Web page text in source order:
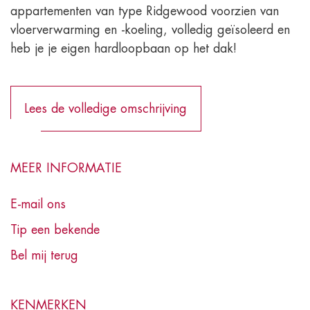
appartementen van type Ridgewood voorzien van
vloerverwarming en -koeling, volledig geïsoleerd en
heb je je eigen hardloopbaan op het dak!
Lees de volledige omschrijving
MEER INFORMATIE
E-mail ons
Tip een bekende
Bel mij terug
KENMERKEN